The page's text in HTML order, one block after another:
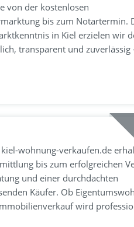
von der kostenlosen
bis zum Notartermin.
in Kiel erzielen wir
transparent und zuverlässig
wohnung-verkaufen.de
bis zum erfolgreichen
und einer durchdachten
Käufer. Ob
wird